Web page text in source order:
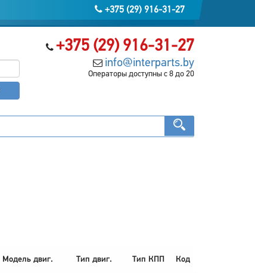
+375 (29) 916-31-27
+375 (29) 916-31-27
info@interparts.by
Операторы доступны с 8 до 20
Модель двиг. Тип двиг. Тип КПП Код